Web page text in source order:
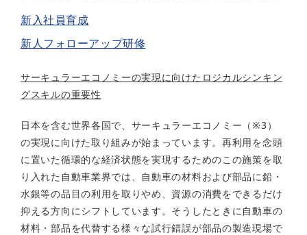
新入社員育成
新人フォローアップ研修
サーキュラーエコノミーの実現に向けたロジカルシンキン
グスキルの重要性
日本を含む世界各国で、サーキュラーエコノミー（※3）
の実現に向けた取り組みが始まっています。再利用を念頭
に置いた循環的な経済状態を実現するためのこの施策を取
り入れた自動車業界では、自動車の材料および部品に鉛・
水銀等の品目の利用を取りやめ、資源の消費をできるだけ
抑える方向にシフトしています。そうしたときに自動車の
材料・部品を代替する様々な試行錯誤が部品の製造現場で